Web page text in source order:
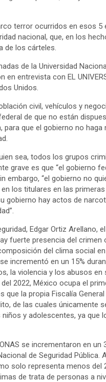
terror ocurridos en esos 5
nacional, que, en los
de los cárteles.
de la Universidad
en entrevista con EL
Unidos.
civil, vehículos y
de que no están
que el gobierno no
sea, todos los grupos
grave es que “el gobierno
embargo, “el gobierno no
los titulares en las
gobierno hay actos de
Edgar Ortiz Arellano,
fuerte presencia del crimen
del clima social
incrementó en un 15%
la violencia y los abusos en
2022, México ocupa el
la propia Fiscalía
de las cuales únicamente
y adolescentes, ya que
se incrementaron en
de Seguridad Pública.
solo representa menos del
de trata de personas a